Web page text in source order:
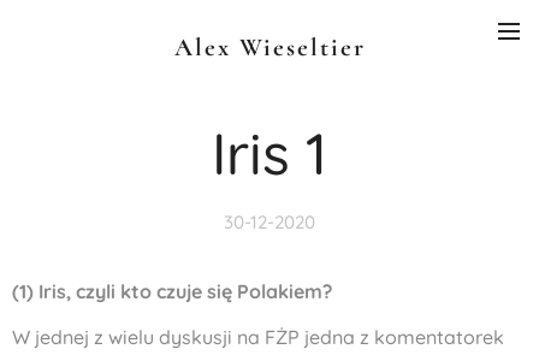
Alex Wieseltier
Iris 1
30-12-2020
(1) Iris, czyli kto czuje się Polakiem?
W jednej z wielu dyskusji na FŻP jedna z komentatorek